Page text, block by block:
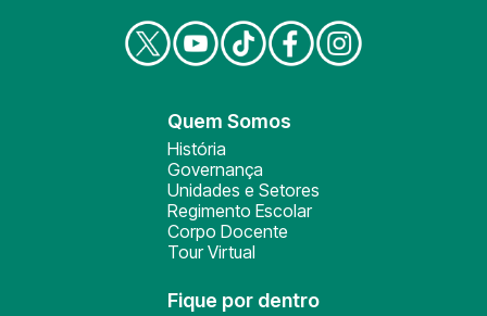
Quem Somos
História
Governança
Unidades e Setores
Regimento Escolar
Corpo Docente
Tour Virtual
Fique por dentro